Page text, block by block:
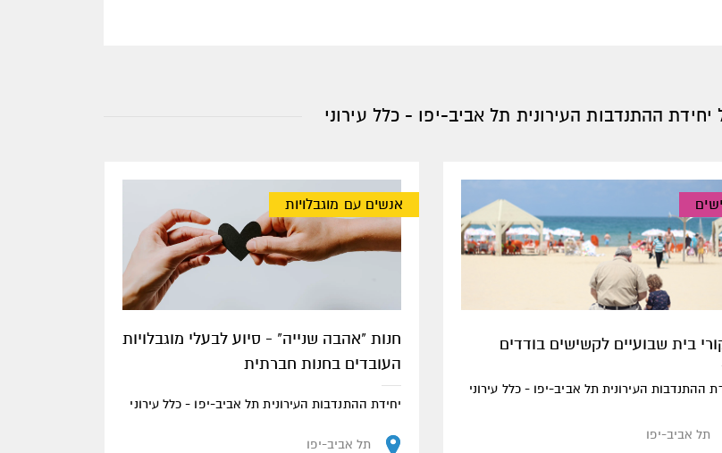
יחידת ההתנדבות העירונית תל אביב-יפו - כלל עירוני
בית שבועיים לקשישים בודדים
ההתנדבות העירונית תל אביב-יפו - כלל עירוני
תל אביב-יפו
אנשים עם מוגבלויות
חנות "אהבה שנייה" - סיוע לבעלי מוגבלויות
העובדים בחנות חברתית
יחידת ההתנדבות העירונית תל אביב-יפו - כלל עירוני
תל אביב-יפו